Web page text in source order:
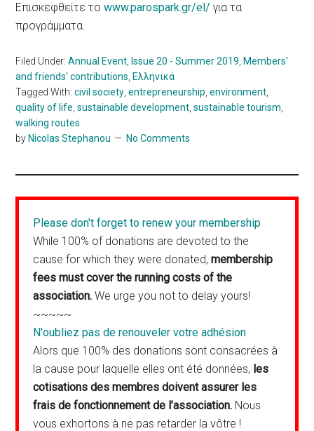
Επισκεφθείτε τοwww.parospark.gr/el/ για τα
προγράμματα.
Filed Under:Annual Event Issue 20 - Summer 2019 Members'
and friends' contributions Ελληνικά
Tagged With:civil society ,entrepreneurship ,environment
quality of life ,sustainable development ,sustainable tourism
walking routes
by Nicolas Stephanou No Comments
Please don't forget to renew your membership
While 100% of donations are devoted to the
cause for which they were donated,membership
fees must cover the running costs of the
association. We urge you not to delay yours!
~~~~~
N'oubliez pas de renouveler votre adhésion
Alors que 100% des donations sont consacrées à
la cause pour laquelle elles ont été données, les
cotisations des membres doivent assurer les
frais de fonctionnement de l’association. Nous
vous exhortons à ne pas retarder la vôtre !